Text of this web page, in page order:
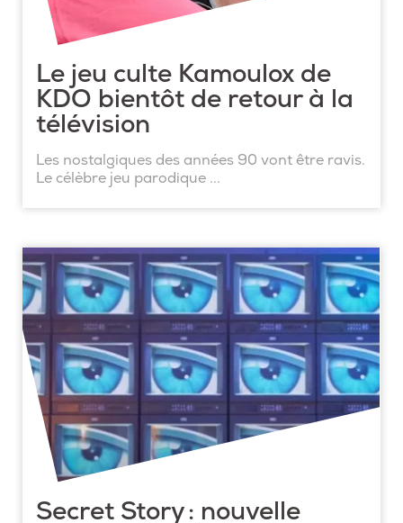
Le jeu culte Kamoulox de
KDO bientôt de retour à la
télévision
Les nostalgiques des années 90 vont être ravis.
Le célèbre jeu parodique ...
Secret Story : nouvelle